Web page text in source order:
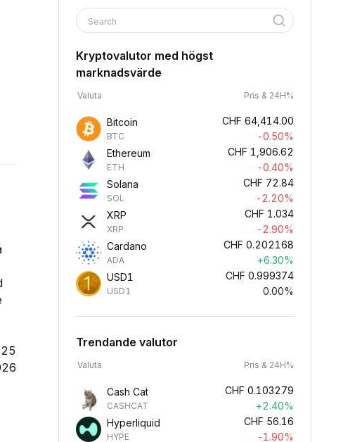
Search
Kryptovalutor med högst
marknadsvärde
Valuta Pris & 24H%
Bitcoin
BTC
CHF 64,414.00
-0.50%
Ethereum
ETH
CHF 1,906.62
-0.40%
Solana
SOL
CHF 72.84
-2.20%
XRP
XRP
CHF 1.034
-2.90%
Cardano
ADA
CHF 0.202168
+6.30%
USD1
USD1
CHF 0.999374
0.00%
Trendande valutor
Valuta Pris & 24H%
Cash Cat
CASHCAT
CHF 0.103279
+2.40%
Hyperliquid
HYPE
CHF 56.16
-1.90%